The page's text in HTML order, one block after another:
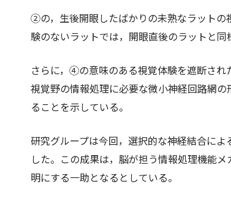
②の，生後開眼したばかりの未熟なラット
験のないラットでは，開眼直後のラットと同
さらに，④の意味のある視覚体験を遮断され
視覚野の情報処理に必要な微小神経回路網
ることを示している。
研究グループは今回，選択的な神経結合に
した。この成果は，脳が担う情報処理機能
明にする一助となるとしている。